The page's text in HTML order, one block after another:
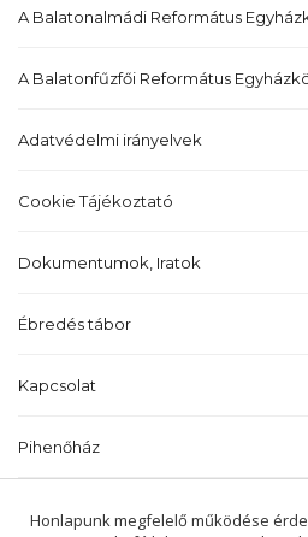
A Balatonalmádi Református
A Balatonfűzfői Református
Adatvédelmi irányelvek
Cookie Tájékoztató
Dokumentumok, Iratok
Ébredés tábor
Kapcsolat
Pihenőház
Honlapunk megfelelő működése